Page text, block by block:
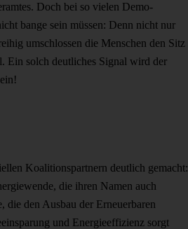
Doch bei so vielen Demo-
bange sein müssen: Denn nicht nur
umschlossen die Menschen den Sitz
Ein solch deutliches Signal wird der
Koalitionspartnern deutlich gemacht:
die ihren Namen auch
die den Ausbau der Erneuerbaren
und Energieeffizienz sorgt